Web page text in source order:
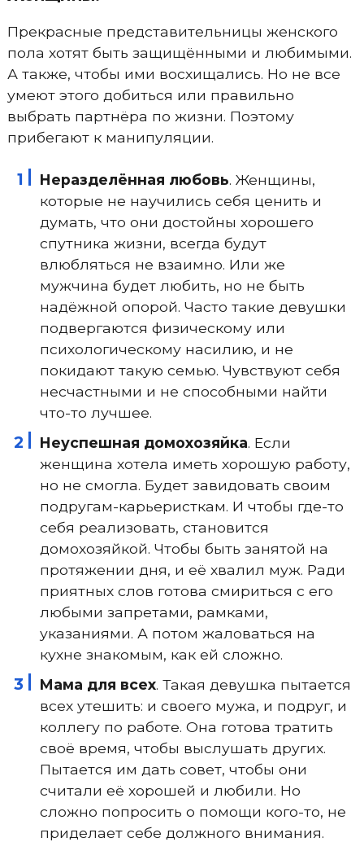
Прекрасные представительницы женского
пола хотят быть защищёнными и любимыми.
А также, чтобы ими восхищались. Но не все
умеют этого добиться или правильно
выбрать партнёра по жизни. Поэтому
прибегают к манипуляции.
Неразделённая любовь. Женщины,
которые не научились себя ценить и
думать, что они достойны хорошего
спутника жизни, всегда будут
влюбляться не взаимно. Или же
мужчина будет любить, но не быть
надёжной опорой. Часто такие девушки
подвергаются физическому или
психологическому насилию, и не
покидают такую семью. Чувствуют себя
несчастными и не способными найти
что-то лучшее.
Неуспешная домохозяйка. Если
женщина хотела иметь хорошую работу,
но не смогла. Будет завидовать своим
подругам-карьеристкам. И чтобы где-то
себя реализовать, становится
домохозяйкой. Чтобы быть занятой на
протяжении дня, и её хвалил муж. Ради
приятных слов готова смириться с его
любыми запретами, рамками,
указаниями. А потом жаловаться на
кухне знакомым, как ей сложно.
Мама для всех. Такая девушка пытается
всех утешить: и своего мужа, и подруг, и
коллегу по работе. Она готова тратить
своё время, чтобы выслушать других.
Пытается им дать совет, чтобы они
считали её хорошей и любили. Но
сложно попросить о помощи кого-то, не
приделает себе должного внимания.